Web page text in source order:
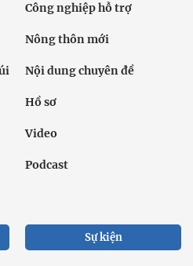
Công nghiệp hỗ trợ
Nông thôn mới
Nội dung chuyên đề
Hồ sơ
Video
Podcast
Sự kiện